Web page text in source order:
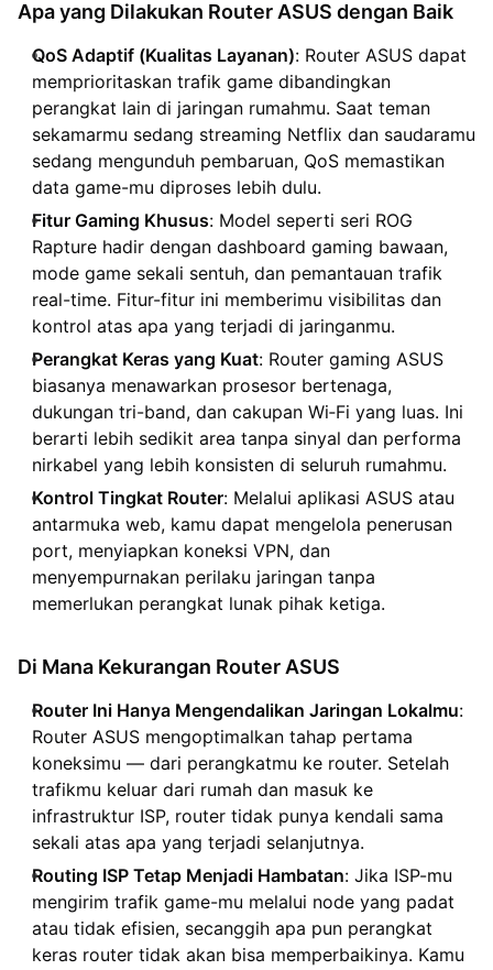
Apa yang Dilakukan Router ASUS dengan Baik
QoS Adaptif (Kualitas Layanan): Router ASUS dapat
memprioritaskan trafik game dibandingkan
perangkat lain di jaringan rumahmu. Saat teman
sekamarmu sedang streaming Netflix dan saudaramu
sedang mengunduh pembaruan, QoS memastikan
data game-mu diproses lebih dulu.
Fitur Gaming Khusus: Model seperti seri ROG
Rapture hadir dengan dashboard gaming bawaan,
mode game sekali sentuh, dan pemantauan trafik
real-time. Fitur-fitur ini memberimu visibilitas dan
kontrol atas apa yang terjadi di jaringanmu.
Perangkat Keras yang Kuat: Router gaming ASUS
biasanya menawarkan prosesor bertenaga,
dukungan tri-band, dan cakupan Wi‑Fi yang luas. Ini
berarti lebih sedikit area tanpa sinyal dan performa
nirkabel yang lebih konsisten di seluruh rumahmu.
Kontrol Tingkat Router: Melalui aplikasi ASUS atau
antarmuka web, kamu dapat mengelola penerusan
port, menyiapkan koneksi VPN, dan
menyempurnakan perilaku jaringan tanpa
memerlukan perangkat lunak pihak ketiga.
Di Mana Kekurangan Router ASUS
Router Ini Hanya Mengendalikan Jaringan Lokalmu:
Router ASUS mengoptimalkan tahap pertama
koneksimu — dari perangkatmu ke router. Setelah
trafikmu keluar dari rumah dan masuk ke
infrastruktur ISP, router tidak punya kendali sama
sekali atas apa yang terjadi selanjutnya.
Routing ISP Tetap Menjadi Hambatan: Jika ISP-mu
mengirim trafik game-mu melalui node yang padat
atau tidak efisien, secanggih apa pun perangkat
keras router tidak akan bisa memperbaikinya. Kamu